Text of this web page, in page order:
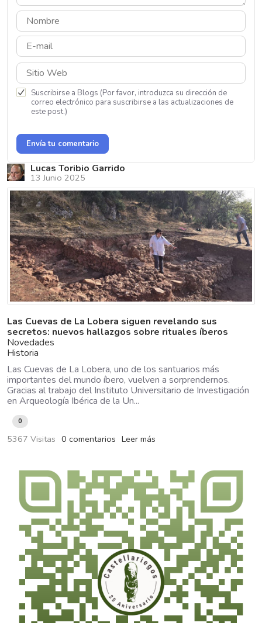
Suscribirse a Blogs (Por favor, introduzca su dirección de
correo electrónico para suscribirse a las actualizaciones de
este post.)
Envía tu comentario
Lucas Toribio Garrido
13 Junio 2025
Las Cuevas de La Lobera siguen revelando sus
secretos: nuevos hallazgos sobre rituales íberos
Novedades
Historia
Las Cuevas de La Lobera, uno de los santuarios más
importantes del mundo íbero, vuelven a sorprendernos.
Gracias al trabajo del Instituto Universitario de Investigación
en Arqueología Ibérica de la Un...
0
5367 Visitas 0 comentarios Leer más